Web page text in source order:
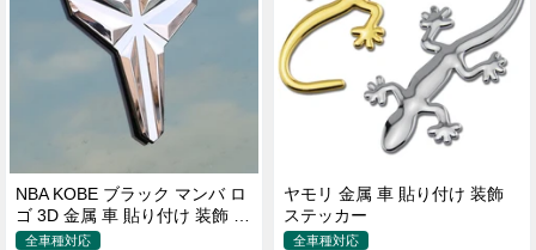
NBA KOBE ブラック マンバ ロ
ゴ 3D 金属 車 貼り付け 装飾 ス
テッカー
全車種対応
ヤモリ 金属 車 貼り付け 装飾
ステッカー
全車種対応